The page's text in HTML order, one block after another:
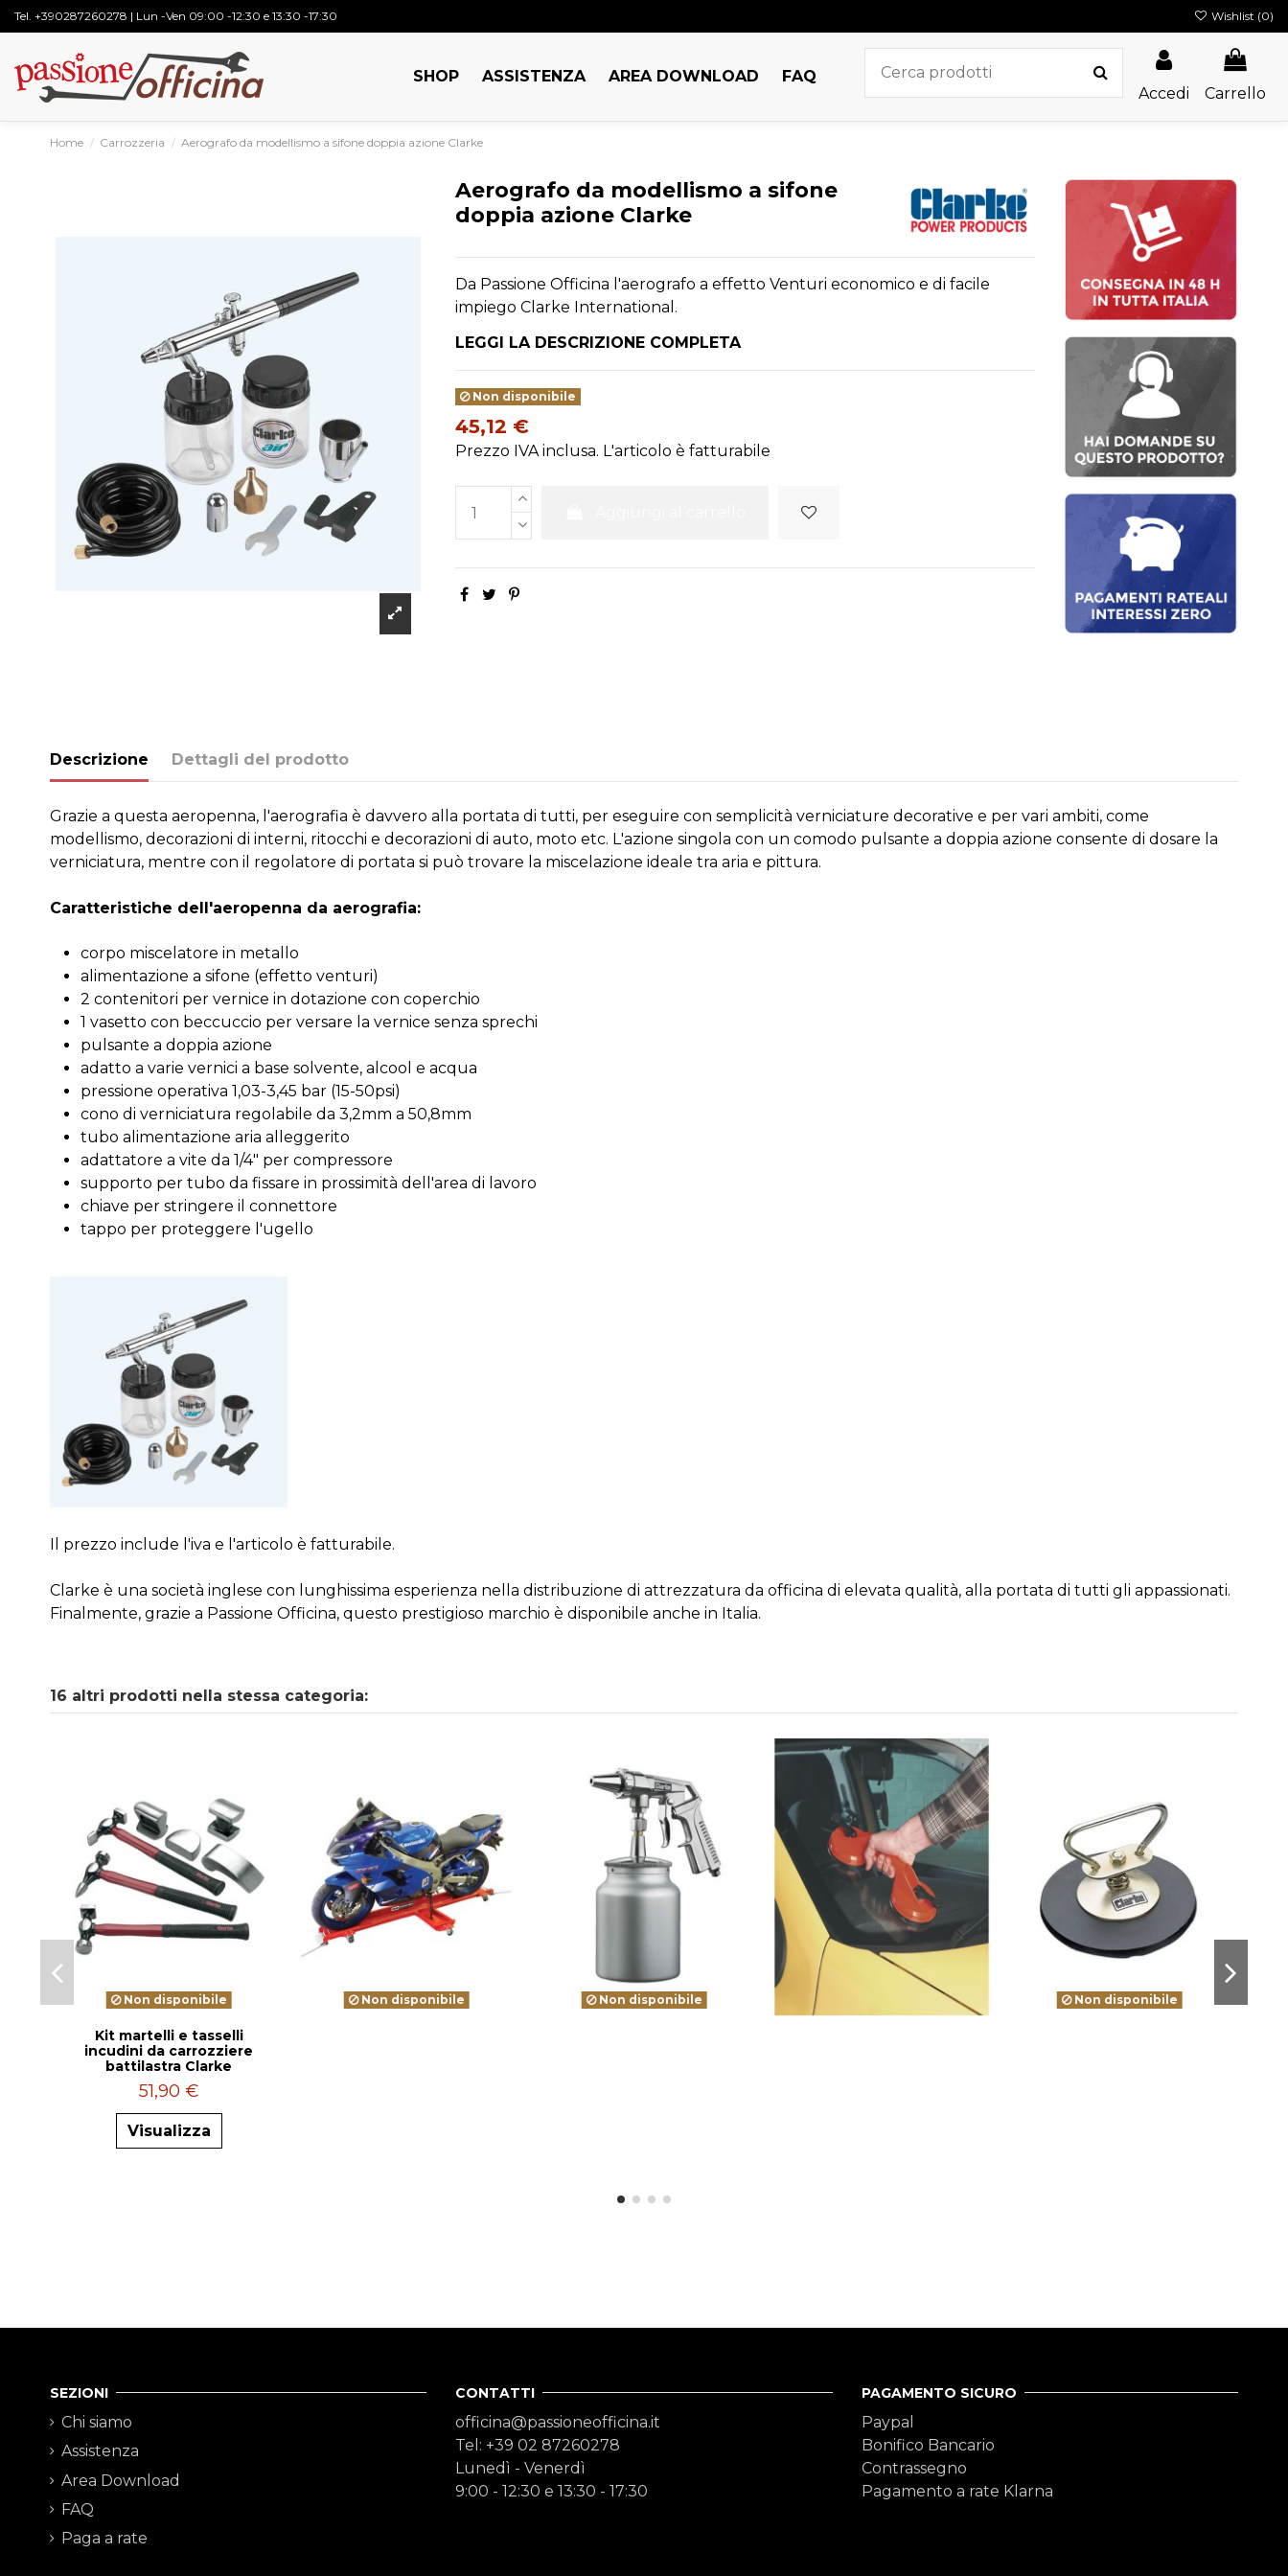
Tel. +390287260278 | Lun -Ven 09:00 -12:30 e 13:30 -17:30 Wishlist (0)
SHOP ASSISTENZA AREA DOWNLOAD
FAQ
Accedi
Carrello
Home Carrozzeria Aerografo da modellismo a sifone doppia azione Clarke
Aerografo da modellismo a sifone
doppia azione Clarke
Da Passione Officina l'aerografo a effetto Venturi economico e di facile
impiego Clarke International.
LEGGI LA DESCRIZIONE COMPLETA
Non disponibile
45,12 €
Prezzo IVA inclusa. L'articolo è fatturabile
Descrizione Dettagli del prodotto
Grazie a questa aeropenna, l'aerografia è davvero alla portata di tutti, per eseguire con semplicità verniciature decorative e per vari ambiti, come
modellismo, decorazioni di interni, ritocchi e decorazioni di auto, moto etc. L'azione singola con un comodo pulsante a doppia azione consente di dosare la
verniciatura, mentre con il regolatore di portata si può trovare la miscelazione ideale tra aria e pittura.
Caratteristiche dell'aeropenna da aerografia:
corpo miscelatore in metallo
alimentazione a sifone (effetto venturi)
2 contenitori per vernice in dotazione con coperchio
1 vasetto con beccuccio per versare la vernice senza sprechi
pulsante a doppia azione
adatto a varie vernici a base solvente, alcool e acqua
pressione operativa 1,03-3,45 bar (15-50psi)
cono di verniciatura regolabile da 3,2mm a 50,8mm
tubo alimentazione aria alleggerito
adattatore a vite da 1/4" per compressore
supporto per tubo da fissare in prossimità dell'area di lavoro
chiave per stringere il connettore
tappo per proteggere l'ugello
Il prezzo include l'iva e l'articolo è fatturabile.
Clarke è una società inglese con lunghissima esperienza nella distribuzione di attrezzatura da officina di elevata qualità, alla portata di tutti gli appassionati.
Finalmente, grazie a Passione Officina, questo prestigioso marchio è disponibile anche in Italia.
16 altri prodotti nella stessa categoria:
Non disponibile
Kit martelli e tasselli
incudini da carrozziere
battilastra Clarke
51,90 €
Visualizza
Non disponibile Non disponibile Non disponibile
SEZIONI
Chi siamo
Assistenza
Area Download
FAQ
Paga a rate
CONTATTI
officina@passioneofficina.it
Tel: +39 02 87260278
Lunedì - Venerdì
9:00 - 12:30 e 13:30 - 17:30
PAGAMENTO SICURO
Paypal
Bonifico Bancario
Contrassegno
Pagamento a rate Klarna